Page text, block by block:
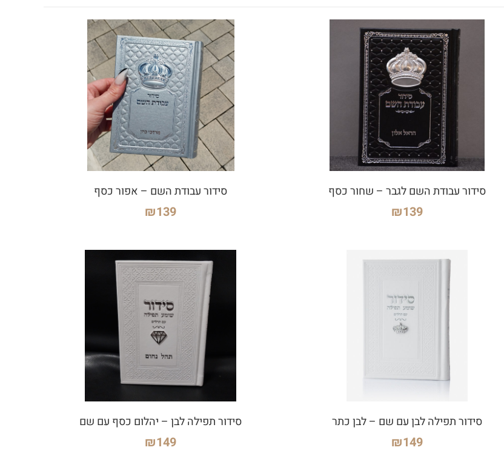
סידור עבודת השם לגבר – שחור כסף
₪139
סידור עבודת השם – אפור כסף
₪139
סידור תפילה לבן עם שם – לבן כתר
₪149
סידור תפילה לבן – יהלום כסף עם שם
₪149